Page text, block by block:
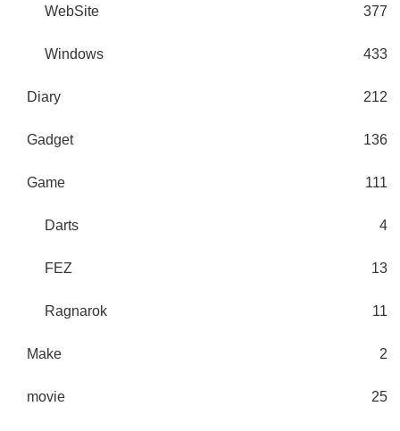
WebSite 377
Windows 433
Diary 212
Gadget 136
Game 111
Darts 4
FEZ 13
Ragnarok 11
Make 2
movie 25